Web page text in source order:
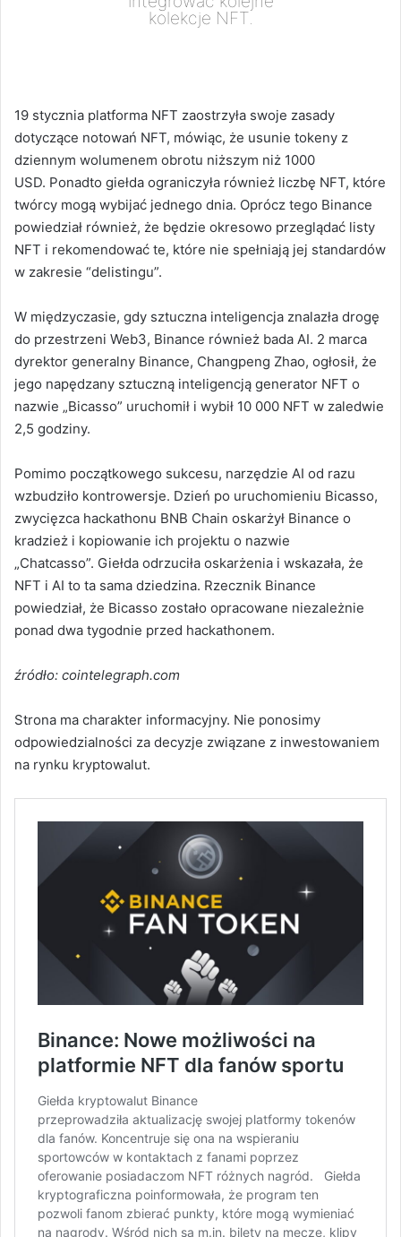
kolekcje NFT.
19 stycznia platforma NFT zaostrzyła swoje zasady
dotyczące notowań NFT, mówiąc, że usunie tokeny z
dziennym wolumenem obrotu niższym niż 1000
USD. Ponadto giełda ograniczyła również liczbę NFT, które
twórcy mogą wybijać jednego dnia. Oprócz tego Binance
powiedział również, że będzie okresowo przeglądać listy
NFT i rekomendować te, które nie spełniają jej standardów
w zakresie “delistingu”.
W międzyczasie, gdy sztuczna inteligencja znalazła drogę
do przestrzeni Web3, Binance również bada AI. 2 marca
dyrektor generalny Binance, Changpeng Zhao, ogłosił, że
jego napędzany sztuczną inteligencją generator NFT o
nazwie „Bicasso” uruchomił i wybił 10 000 NFT w zaledwie
2,5 godziny.
Pomimo początkowego sukcesu, narzędzie AI od razu
wzbudziło kontrowersje. Dzień po uruchomieniu Bicasso,
zwycięzca hackathonu BNB Chain oskarżył Binance o
kradzież i kopiowanie ich projektu o nazwie
„Chatcasso”. Giełda odrzuciła oskarżenia i wskazała, że
NFT i AI to ta sama dziedzina. Rzecznik Binance
powiedział, że Bicasso zostało opracowane niezależnie
ponad dwa tygodnie przed hackathonem.
źródło: cointelegraph.com
Strona ma charakter informacyjny. Nie ponosimy
odpowiedzialności za decyzje związane z inwestowaniem
na rynku kryptowalut.